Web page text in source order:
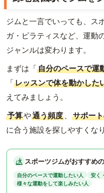
ジムと一言でいっても、ス
ガ・ピラティスなど、運動
ジャンルは変わります。
まずは「自分のペースで運
「レッスンで体を動かした
えてみましょう。
予算や通う頻度 、 サポー
に合う施設を探しやすくな
スポーツジムがおすすめ
自分のペースで運動したい人
安く
様々な運動をして楽しみたい人